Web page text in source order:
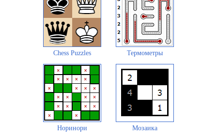
Chess Puzzles Термометры
Норинори Мозаика